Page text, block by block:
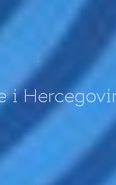
i